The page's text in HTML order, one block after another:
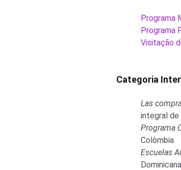
Programa
Programa
Visitação
Categoria
Las
integral de
Programa
Colômbia
Escuelas
Dominicana